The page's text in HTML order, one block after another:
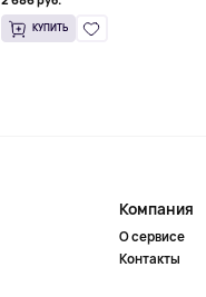
КУПИТЬ
Компания
О сервисе
Контакты